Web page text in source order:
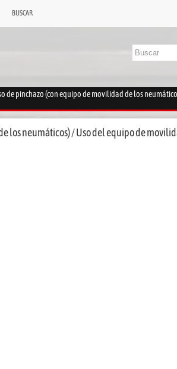
BUSCAR
de pinchazo (con equipo de movilidad de los
los neumáticos) / Uso del equipo de